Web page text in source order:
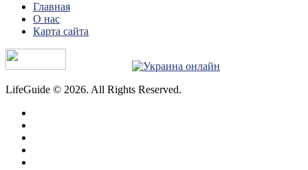
Главная
О нас
Карта сайта
LifeGuide © 2026. All Rights Reserved.